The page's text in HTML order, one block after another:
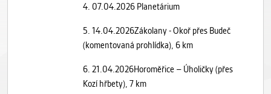
4. 07.04.2026 Planetárium
5. 14.04.2026Zákolany - Okoř přes Budeč
(komentovaná prohlídka), 6 km
6. 21.04.2026Horoměřice – Úholičky (přes
Kozí hřbety), 7 km